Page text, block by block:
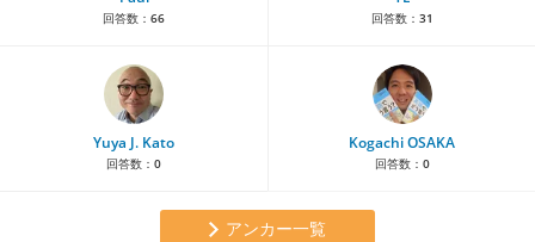
回答数： 66 回答数： 31
Yuya J. Kato
回答数： 0
Kogachi OSAKA
回答数： 0
アンカー一覧